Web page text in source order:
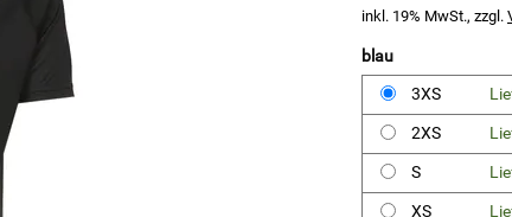
inkl. 19% MwSt., zzgl.
blau
3XS
2XS
S
XS